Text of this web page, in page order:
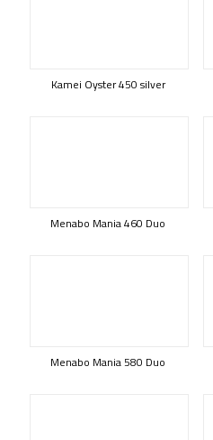
Kamei Oyster 450 silver
Menabo Mania 460 Duo
Menabo Mania 580 Duo